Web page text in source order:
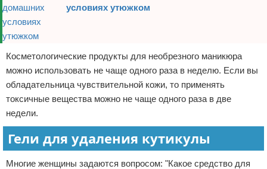
условиях утюжком
Косметологические продукты для необрезного маникюра
можно использовать не чаще одного раза в неделю. Если вы
обладательница чувствительной кожи, то применять
токсичные вещества можно не чаще одного раза в две
недели.
Гели для удаления кутикулы
Многие женщины задаются вопросом: "Какое средство для